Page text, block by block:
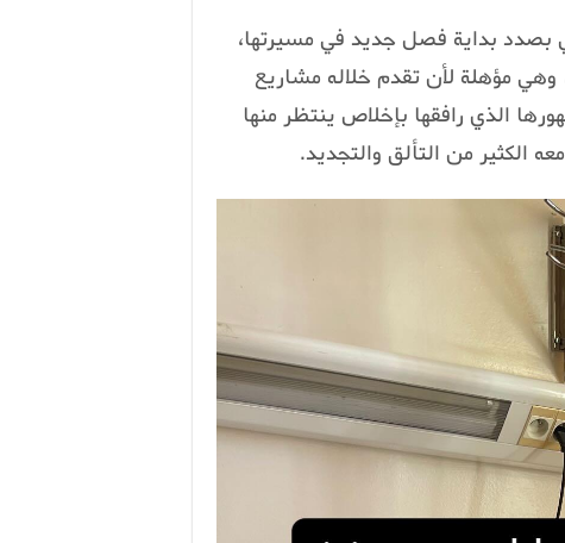
بصدد بداية فصل جديد في مسيرتها،
مؤهلة لأن تقدم خلاله مشاريع
الذي رافقها بإخلاص ينتظر منها
الكثير من التألق والتجديد.